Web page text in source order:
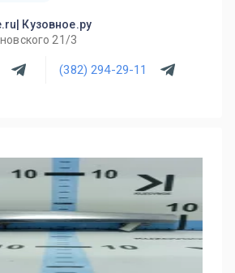
Кузовное.ру
21/3
(382) 294-29-11